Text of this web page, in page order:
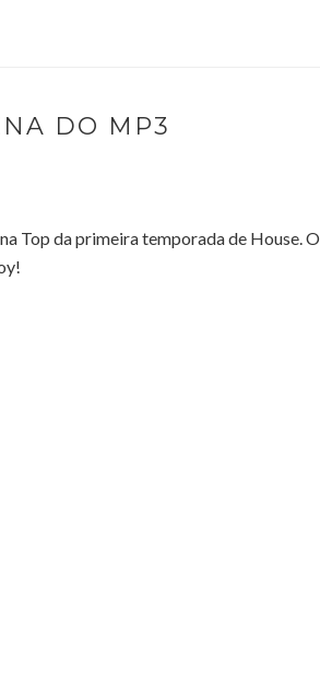
DO MP3
Top da primeira temporada de House. O